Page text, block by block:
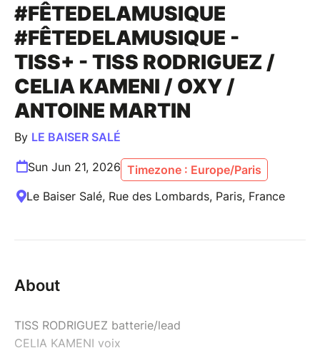
#FÊTEDELAMUSIQUE
#FÊTEDELAMUSIQUE -
TISS+ - TISS RODRIGUEZ /
CELIA KAMENI / OXY /
ANTOINE MARTIN
By LE BAISER SALÉ
Sun Jun 21, 2026 Timezone : Europe/Paris
Le Baiser Salé, Rue des Lombards, Paris, France
About
TISS RODRIGUEZ batterie/lead
CELIA KAMENI voix